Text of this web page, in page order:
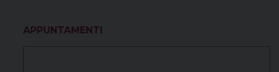
APPUNTAMENTI